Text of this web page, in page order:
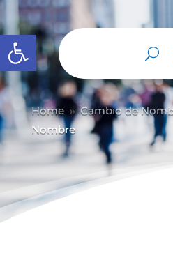
Abrir barra de herramientas
Home 9 Cambio de
Nombre